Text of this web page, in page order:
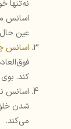
نه‌تنها
اسانس
عین
اسانس
کند.
اسانس
شدن
می‌کند.